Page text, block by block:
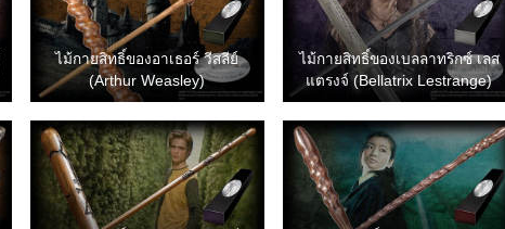
ไม้กายสิทธิ์ของอาเธอร์ วีสลีย์
(Arthur Weasley)
ไม้กายสิทธิ์ของเบลลาทริกซ์ เลส
แตรงจ์ (Bellatrix Lestrange)